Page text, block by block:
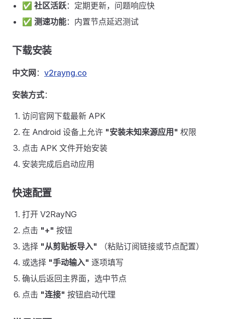
✅ 社区活跃：定期更新，问题响应快
✅ 测速功能：内置节点延迟测试
下载安装
中文网 ： v2rayng.co
安装方式：
访问官网下载最新 APK
在 Android 设备上允许 "安装未知来源应用" 权限
点击 APK 文件开始安装
安装完成后启动应用
快速配置
打开 V2RayNG
点击 "+" 按钮
选择 "从剪贴板导入" （粘贴订阅链接或节点配置）
或选择 "手动输入" 逐项填写
确认后返回主界面，选中节点
点击 "连接" 按钮启动代理